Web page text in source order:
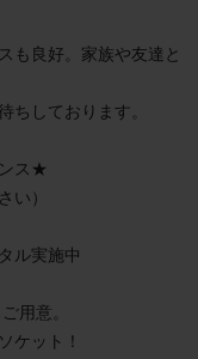
も良好。家族や友達と
ちしております。
ス★
い）
ル実施中
用意。
ケット！